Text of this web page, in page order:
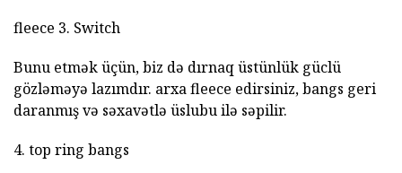
fleece 3. Switch
Bunu etmək üçün, biz də dırnaq üstünlük güclü
gözləməyə lazımdır. arxa fleece edirsiniz, bangs geri
daranmış və səxavətlə üslubu ilə səpilir.
4. top ring bangs